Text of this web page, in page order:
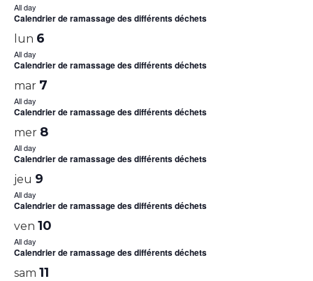
All day
Calendrier de ramassage des différents déchets
lun 6
All day
Calendrier de ramassage des différents déchets
mar 7
All day
Calendrier de ramassage des différents déchets
mer 8
All day
Calendrier de ramassage des différents déchets
jeu 9
All day
Calendrier de ramassage des différents déchets
ven 10
All day
Calendrier de ramassage des différents déchets
sam 11